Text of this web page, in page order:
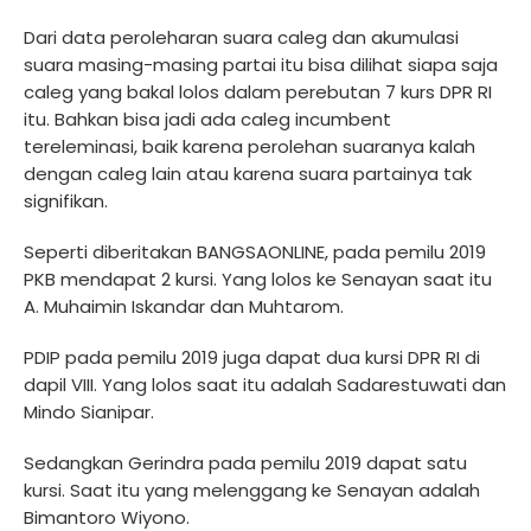
Dari data peroleharan suara caleg dan akumulasi
suara masing-masing partai itu bisa dilihat siapa saja
caleg yang bakal lolos dalam perebutan 7 kurs DPR RI
itu. Bahkan bisa jadi ada caleg incumbent
tereleminasi, baik karena perolehan suaranya kalah
dengan caleg lain atau karena suara partainya tak
signifikan.
Seperti diberitakan BANGSAONLINE, pada pemilu 2019
PKB mendapat 2 kursi. Yang lolos ke Senayan saat itu
A. Muhaimin Iskandar dan Muhtarom.
PDIP pada pemilu 2019 juga dapat dua kursi DPR RI di
dapil VIII. Yang lolos saat itu adalah Sadarestuwati dan
Mindo Sianipar.
Sedangkan Gerindra pada pemilu 2019 dapat satu
kursi. Saat itu yang melenggang ke Senayan adalah
Bimantoro Wiyono.